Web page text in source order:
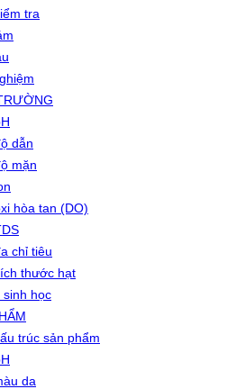
tra
dẫn
mặn
hòa tan (DO)
chỉ tiêu
thước hạt
sinh học
trúc sản phẩm
da